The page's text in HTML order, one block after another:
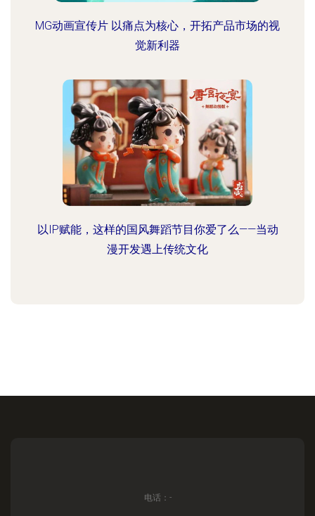
MG动画宣传片 以痛点为核心，开拓产品市场的视
觉新利器
以IP赋能，这样的国风舞蹈节目你爱了么——当动
漫开发遇上传统文化
电话：-